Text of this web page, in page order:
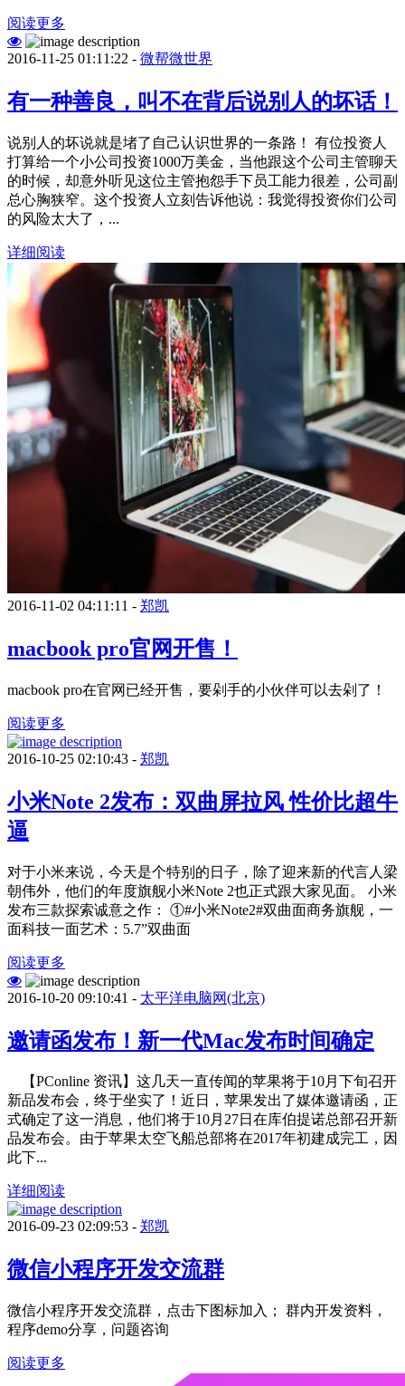
阅读更多
2016-11-25 01:11:22 - 微帮微世界
有一种善良，叫不在背后说别人的坏话！
说别人的坏说就是堵了自己认识世界的一条路！ 有位投资人
打算给一个小公司投资1000万美金，当他跟这个公司主管聊天
的时候，却意外听见这位主管抱怨手下员工能力很差，公司副
总心胸狭窄。这个投资人立刻告诉他说：我觉得投资你们公司
的风险太大了，...
详细阅读
2016-11-02 04:11:11 - 郑凯
macbook pro官网开售！
macbook pro在官网已经开售，要剁手的小伙伴可以去剁了！
阅读更多
2016-10-25 02:10:43 - 郑凯
小米Note 2发布：双曲屏拉风 性价比超牛
逼
对于小米来说，今天是个特别的日子，除了迎来新的代言人梁
朝伟外，他们的年度旗舰小米Note 2也正式跟大家见面。 小米
发布三款探索诚意之作： ①#小米Note2#双曲面商务旗舰，一
面科技一面艺术：5.7”双曲面
阅读更多
2016-10-20 09:10:41 - 太平洋电脑网(北京)
邀请函发布！新一代Mac发布时间确定
【PConline 资讯】这几天一直传闻的苹果将于10月下旬召开
新品发布会，终于坐实了！近日，苹果发出了媒体邀请函，正
式确定了这一消息，他们将于10月27日在库伯提诺总部召开新
品发布会。由于苹果太空飞船总部将在2017年初建成完工，因
此下...
详细阅读
2016-09-23 02:09:53 - 郑凯
微信小程序开发交流群
微信小程序开发交流群，点击下图标加入； 群内开发资料，
程序demo分享，问题咨询
阅读更多